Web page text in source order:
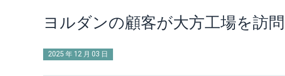
ヨルダンの顧客が大方工場を訪問
2025 年 12 月 03 日